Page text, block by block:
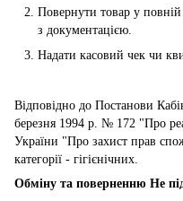
Повернути товар у повній
з документацією.
Надати касовий чек чи
Відповідно до Постанови
березня 1994 р. № 172 "Про
України "Про захист прав
категорії - гігієнічних.
Обміну та поверненню Не